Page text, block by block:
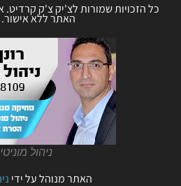
כל הזכויות שמורות לצ'יק צ'ק קרדיט.
האתר ללא אישור.
ניהול
האתר מנוהל על ידי